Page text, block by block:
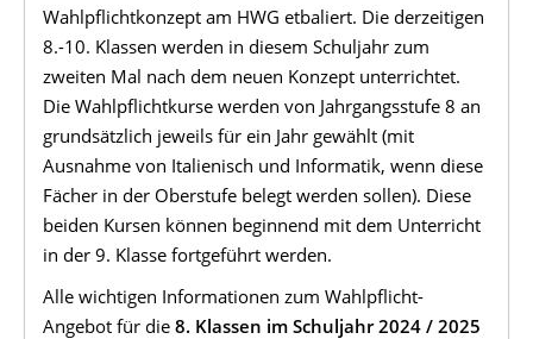
Wahlpflichtkonzept am HWG etbaliert. Die derzeitigen
8.-10. Klassen werden in diesem Schuljahr zum
zweiten Mal nach dem neuen Konzept unterrichtet.
Die Wahlpflichtkurse werden von Jahrgangsstufe 8 an
grundsätzlich jeweils für ein Jahr gewählt (mit
Ausnahme von Italienisch und Informatik, wenn diese
Fächer in der Oberstufe belegt werden sollen). Diese
beiden Kursen können beginnend mit dem Unterricht
in der 9. Klasse fortgeführt werden.
Alle wichtigen Informationen zum Wahlpflicht-
Angebot für die 8. Klassen im Schuljahr 2024 / 2025